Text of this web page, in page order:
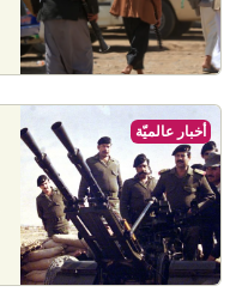
أخبار عالميّة